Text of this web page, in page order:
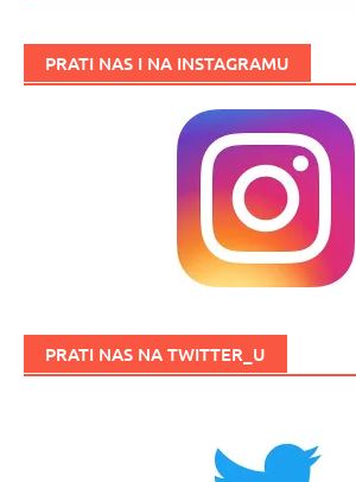
PRATI NAS I NA INSTAGRAMU
PRATI NAS NA TWITTER_U